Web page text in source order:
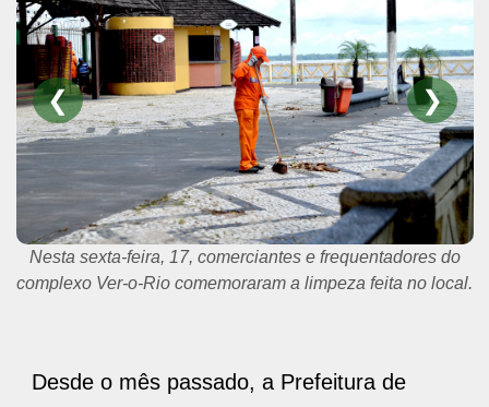
❮ ❯
Ação, organizada, garantiu a realização de um serviço ágil
e eficiente.
Desde o mês passado, a Prefeitura de